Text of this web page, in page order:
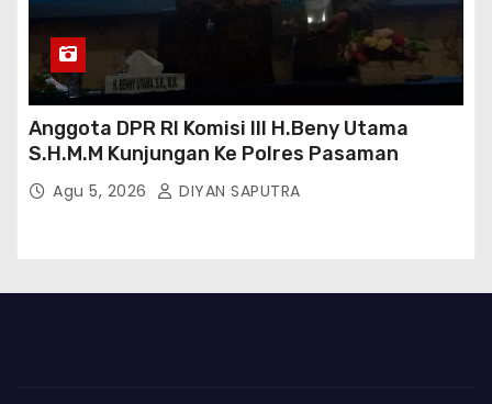
Anggota DPR RI Komisi III H.Beny Utama
S.H.M.M Kunjungan Ke Polres Pasaman
Agu 5, 2026 DIYAN SAPUTRA